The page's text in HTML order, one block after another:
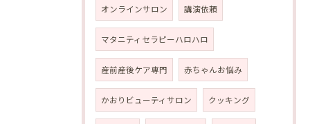
オンラインサロン 講演依頼
マタニティセラピーハロハロ
産前産後ケア専門 赤ちゃんお悩み
かおりビューティサロン クッキング